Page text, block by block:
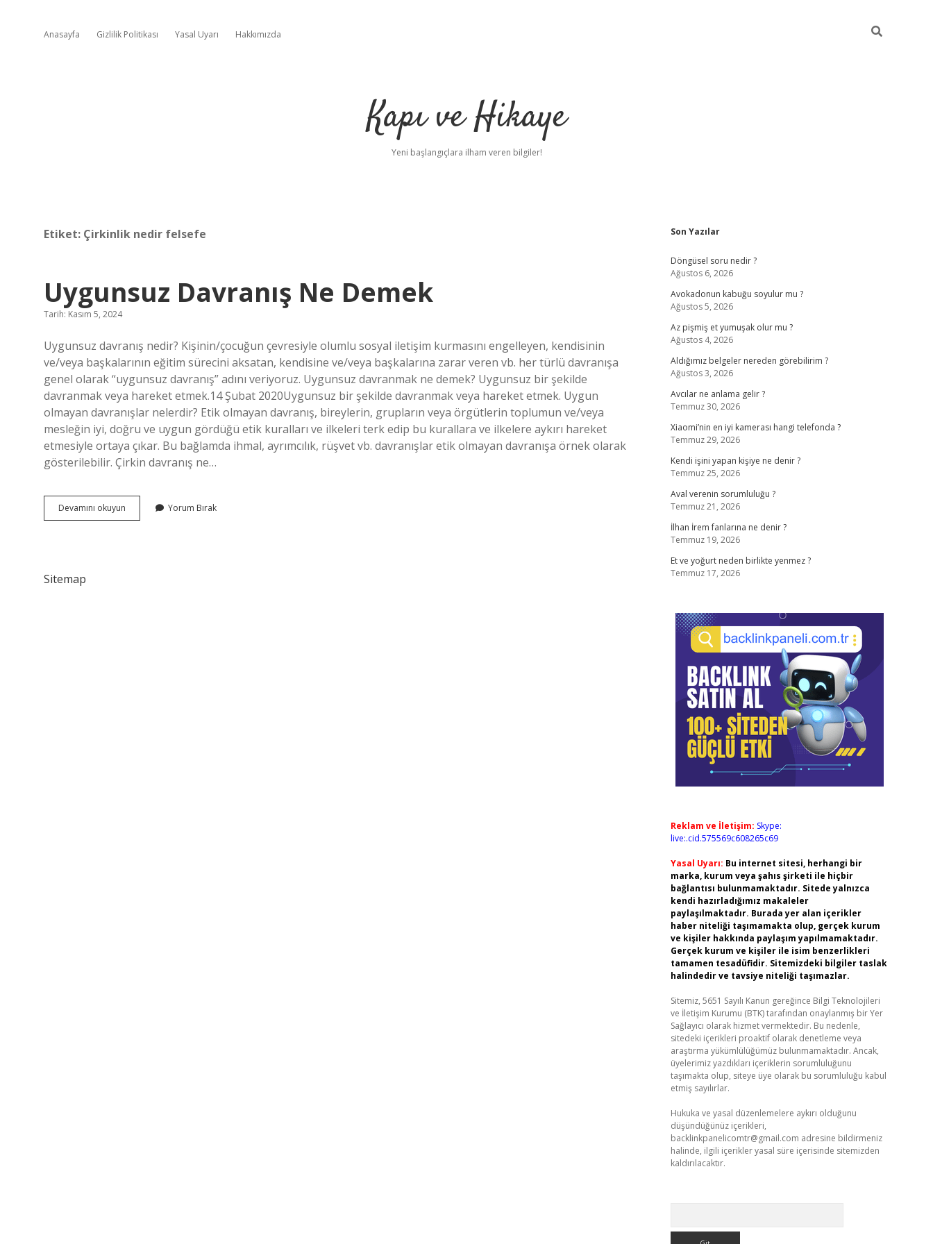
Anasayfa Gizlilik Politikası Yasal Uyarı Hakkımızda
Kapı ve Hikaye
Yeni başlangıçlara ilham veren bilgiler!
Etiket: Çirkinlik nedir felsefe
Uygunsuz Davranış Ne Demek
Tarih: Kasım 5, 2024
Uygunsuz davranış nedir? Kişinin/çocuğun çevresiyle olumlu sosyal iletişim kurmasını engelleyen, kendisinin
ve/veya başkalarının eğitim sürecini aksatan, kendisine ve/veya başkalarına zarar veren vb. her türlü davranışa
genel olarak “uygunsuz davranış” adını veriyoruz. Uygunsuz davranmak ne demek? Uygunsuz bir şekilde
davranmak veya hareket etmek.14 Şubat 2020Uygunsuz bir şekilde davranmak veya hareket etmek. Uygun
olmayan davranışlar nelerdir? Etik olmayan davranış, bireylerin, grupların veya örgütlerin toplumun ve/veya
mesleğin iyi, doğru ve uygun gördüğü etik kuralları ve ilkeleri terk edip bu kurallara ve ilkelere aykırı hareket
etmesiyle ortaya çıkar. Bu bağlamda ihmal, ayrımcılık, rüşvet vb. davranışlar etik olmayan davranışa örnek olarak
gösterilebilir. Çirkin davranış ne…
Devamını okuyun Uygunsuz
Davranış
Yorum Bırak
Sitemap
Sidebar
Son Yazılar
Döngüsel soru nedir ?
Ağustos 6, 2026
Avokadonun kabuğu soyulur mu ?
Ağustos 5, 2026
Az pişmiş et yumuşak olur mu ?
Ağustos 4, 2026
Aldığımız belgeler nereden görebilirim ?
Ağustos 3, 2026
Avcılar ne anlama gelir ?
Temmuz 30, 2026
Xiaomi’nin en iyi kamerası hangi telefonda ?
Temmuz 29, 2026
Kendi işini yapan kişiye ne denir ?
Temmuz 25, 2026
Aval verenin sorumluluğu ?
Temmuz 21, 2026
İlhan İrem fanlarına ne denir ?
Temmuz 19, 2026
Et ve yoğurt neden birlikte yenmez ?
Temmuz 17, 2026
Reklam ve İletişim: Skype:
live:.cid.575569c608265c69
Yasal Uyarı: Bu internet sitesi, herhangi bir
marka, kurum veya şahıs şirketi ile hiçbir
bağlantısı bulunmamaktadır. Sitede yalnızca
kendi hazırladığımız makaleler
paylaşılmaktadır. Burada yer alan içerikler
haber niteliği taşımamakta olup, gerçek kurum
ve kişiler hakkında paylaşım yapılmamaktadır.
Gerçek kurum ve kişiler ile isim benzerlikleri
tamamen tesadüfidir. Sitemizdeki bilgiler taslak
halindedir ve tavsiye niteliği taşımazlar.
Sitemiz, 5651 Sayılı Kanun gereğince Bilgi Teknolojileri
ve İletişim Kurumu (BTK) tarafından onaylanmış bir Yer
Sağlayıcı olarak hizmet vermektedir. Bu nedenle,
sitedeki içerikleri proaktif olarak denetleme veya
araştırma yükümlülüğümüz bulunmamaktadır. Ancak,
üyelerimiz yazdıkları içeriklerin sorumluluğunu
taşımakta olup, siteye üye olarak bu sorumluluğu kabul
etmiş sayılırlar.
Hukuka ve yasal düzenlemelere aykırı olduğunu
düşündüğünüz içerikleri,
backlinkpanelicomtr@gmail.com adresine bildirmeniz
halinde, ilgili içerikler yasal süre içerisinde sitemizden
kaldırılacaktır.